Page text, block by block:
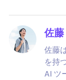
佐藤
佐藤
を持
AI ツ